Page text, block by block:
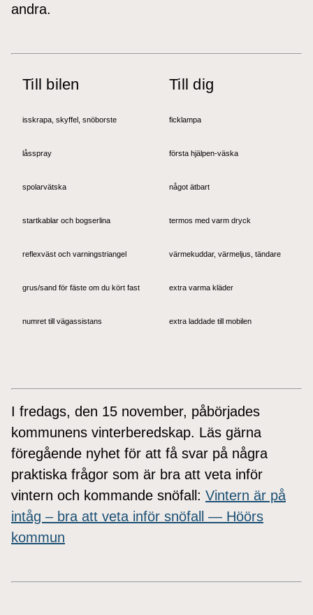
andra.
Till bilen Till dig
isskrapa, skyffel, snöborste ficklampa
låsspray första hjälpen-väska
spolarvätska något ätbart
startkablar och bogserlina termos med varm dryck
reflexväst och varningstriangel värmekuddar, värmeljus, tändare
grus/sand för fäste om du kört fast extra varma kläder
numret till vägassistans extra laddade till mobilen
I fredags, den 15 november, påbörjades
kommunens vinterberedskap. Läs gärna
föregående nyhet för att få svar på några
praktiska frågor som är bra att veta inför
vintern och kommande snöfall: Vintern är på
intåg – bra att veta inför snöfall — Höörs
kommun